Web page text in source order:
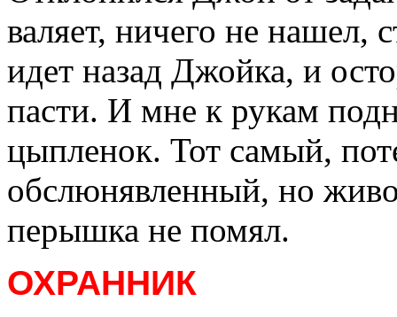
валяет, ничего не нашел,
идет назад Джойка, и
пасти. И мне к рукам
цыпленок. Тот самый,
обслюнявленный, но
перышка не помял.
ОХРАННИК